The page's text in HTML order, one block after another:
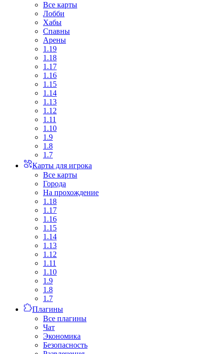
Все карты
Лобби
Хабы
Спавны
Арены
1.19
1.18
1.17
1.16
1.15
1.14
1.13
1.12
1.11
1.10
1.9
1.8
1.7
Карты для игрока
Все карты
Города
На прохождение
1.18
1.17
1.16
1.15
1.14
1.13
1.12
1.11
1.10
1.9
1.8
1.7
Плагины
Все плагины
Чат
Экономика
Безопасность